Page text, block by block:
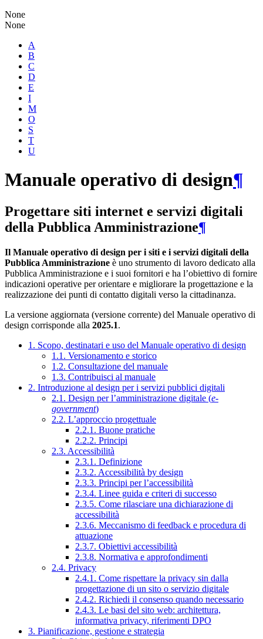
None
None
A
B
C
D
E
I
M
O
S
T
U
Manuale operativo di design¶
Progettare siti internet e servizi digitali
della Pubblica Amministrazione¶
Il Manuale operativo di design per i siti e i servizi digitali della
Pubblica Amministrazione è uno strumento di lavoro dedicato alla
Pubblica Amministrazione e i suoi fornitori e ha l’obiettivo di fornire
indicazioni operative per orientare e migliorare la progettazione e la
realizzazione dei punti di contatto digitali verso la cittadinanza.
La versione aggiornata (versione corrente) del Manuale operativo di
design corrisponde alla 2025.1.
1. Scopo, destinatari e uso del Manuale operativo di design
1.1. Versionamento e storico
1.2. Consultazione del manuale
1.3. Contribuisci al manuale
2. Introduzione al design per i servizi pubblici digitali
2.1. Design per l’amministrazione digitale (e-
government)
2.2. L’approccio progettuale
2.2.1. Buone pratiche
2.2.2. Principi
2.3. Accessibilità
2.3.1. Definizione
2.3.2. Accessibilità by design
2.3.3. Principi per l’accessibilità
2.3.4. Linee guida e criteri di successo
2.3.5. Come rilasciare una dichiarazione di
accessibilità
2.3.6. Meccanismo di feedback e procedura di
attuazione
2.3.7. Obiettivi accessibilità
2.3.8. Normativa e approfondimenti
2.4. Privacy
2.4.1. Come rispettare la privacy sin dalla
progettazione di un sito o servizio digitale
2.4.2. Richiedi il consenso quando necessario
2.4.3. Le basi del sito web: architettura,
informativa privacy, riferimenti DPO
3. Pianificazione, gestione e strategia